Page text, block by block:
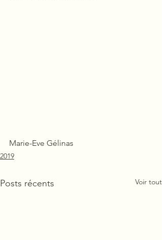
Marie-Eve Gélinas
2019
Posts récents Voir tout